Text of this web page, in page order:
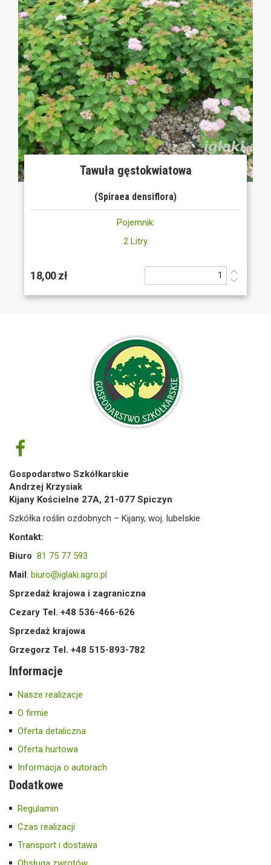
Tawuła gęstokwiatowa
(Spiraea densiflora)
Pojemnik:
2 Litry
18,00 zł
Gospodarstwo Szkółkarskie
Andrzej Krzysiak
Kijany Kościelne 27A, 21-077 Spiczyn
Szkółka roślin ozdobnych – Kijany, woj. lubelskie
Kontakt:
Biuro 81 75 77 593
Mail: biuro@iglaki.agro.pl
Sprzedaż krajowa i zagraniczna
Cezary Tel. +48 536-466-626
Sprzedaż krajowa
Grzegorz Tel. +48 515-893-782
Informacje
Nasze realizacje
O firmie
Oferta detaliczna
Oferta hurtowa
Informacja o autorach
Dodatkowe
Regulamin
Czas realizacji
Transport i dostawa